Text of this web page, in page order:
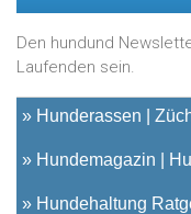
Den hundund
Laufenden sein.
» Hunderassen
» Hundemagazin
» Hundehaltung